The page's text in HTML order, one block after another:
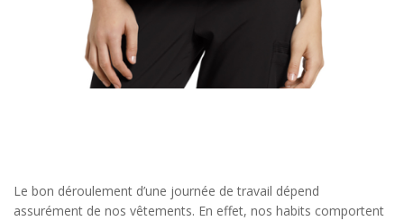
Le bon déroulement d’une journée de travail dépend
assurément de nos vêtements. En effet, nos habits comportent